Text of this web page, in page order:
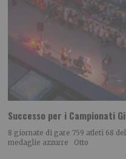
Successo per i Campionati
8 giornate di gare 759 atleti 68
medaglie azzurre Otto